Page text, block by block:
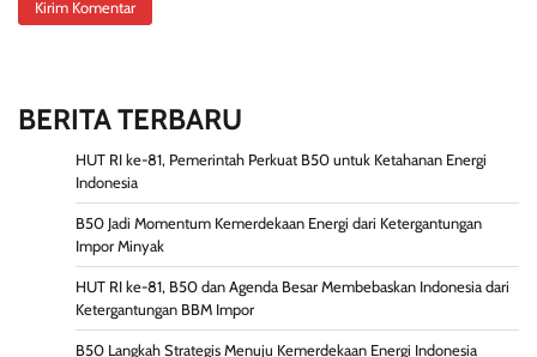
BERITA TERBARU
HUT RI ke-81, Pemerintah Perkuat B50 untuk Ketahanan Energi
Indonesia
B50 Jadi Momentum Kemerdekaan Energi dari Ketergantungan
Impor Minyak
HUT RI ke-81, B50 dan Agenda Besar Membebaskan Indonesia dari
Ketergantungan BBM Impor
B50 Langkah Strategis Menuju Kemerdekaan Energi Indonesia